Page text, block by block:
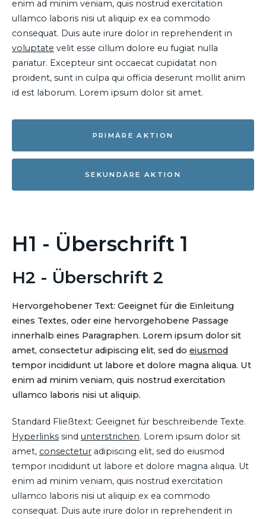
enim ad minim veniam, quis nostrud exercitation
ullamco laboris nisi ut aliquip ex ea commodo
consequat. Duis aute irure dolor in reprehenderit in
voluptate velit esse cillum dolore eu fugiat nulla
pariatur. Excepteur sint occaecat cupidatat non
proident, sunt in culpa qui officia deserunt mollit anim
id est laborum. Lorem ipsum dolor sit amet.
PRIMÄRE AKTION
SEKUNDÄRE AKTION
H1 - Überschrift 1
H2 - Überschrift 2
Hervorgehobener Text: Geeignet für die Einleitung
eines Textes, oder eine hervorgehobene Passage
innerhalb eines Paragraphen. Lorem ipsum dolor sit
amet, consectetur adipiscing elit, sed do eiusmod
tempor incididunt ut labore et dolore magna aliqua. Ut
enim ad minim veniam, quis nostrud exercitation
ullamco laboris nisi ut aliquip.
Standard Fließtext: Geeignet für beschreibende Texte.
Hyperlinks sind unterstrichen. Lorem ipsum dolor sit
amet, consectetur adipiscing elit, sed do eiusmod
tempor incididunt ut labore et dolore magna aliqua. Ut
enim ad minim veniam, quis nostrud exercitation
ullamco laboris nisi ut aliquip ex ea commodo
consequat. Duis aute irure dolor in reprehenderit in